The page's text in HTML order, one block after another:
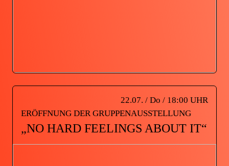
22.07. / Do / 18:00 UHR
ERÖFFNUNG DER GRUPPENAUSSTELLUNG
„NO HARD FEELINGS ABOUT IT“